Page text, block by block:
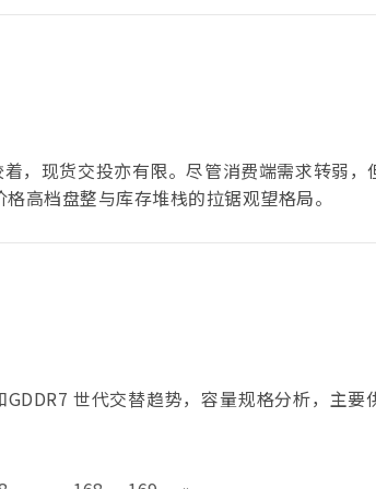
，现货交投亦有限。尽管消费端需求转弱，
高档盘整与库存堆栈的拉锯观望格局。
世代交替趋势，容量规格分析，主要